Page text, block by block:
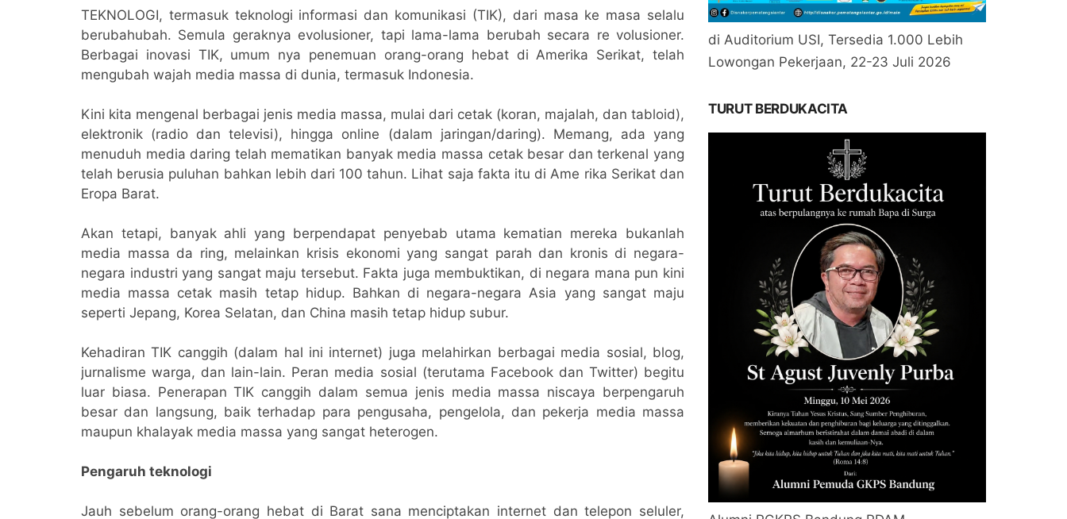
TEKNOLOGI, termasuk teknologi informasi dan komunikasi (TIK), dari masa ke masa selalu
berubahubah. Semula geraknya evolusioner, tapi lama-lama berubah secara re volusioner.
Berbagai inovasi TIK, umum nya penemuan orang-orang hebat di Amerika Serikat, telah
mengubah wajah media massa di dunia, termasuk Indonesia.
Kini kita mengenal berbagai jenis media massa, mulai dari cetak (koran, majalah, dan tabloid),
elektronik (radio dan televisi), hingga online (dalam jaringan/daring). Memang, ada yang
menuduh media daring telah mematikan banyak media massa cetak besar dan terkenal yang
telah berusia puluhan bahkan lebih dari 100 tahun. Lihat saja fakta itu di Ame rika Serikat dan
Eropa Barat.
Akan tetapi, banyak ahli yang berpendapat penyebab utama kematian mereka bukanlah
media massa da ring, melainkan krisis ekonomi yang sangat parah dan kronis di negara-
negara industri yang sangat maju tersebut. Fakta juga membuktikan, di negara mana pun kini
media massa cetak masih tetap hidup. Bahkan di negara-negara Asia yang sangat maju
seperti Jepang, Korea Selatan, dan China masih tetap hidup subur.
Kehadiran TIK canggih (dalam hal ini internet) juga melahirkan berbagai media sosial, blog,
jurnalisme warga, dan lain-lain. Peran media sosial (terutama Facebook dan Twitter) begitu
luar biasa. Penerapan TIK canggih dalam semua jenis media massa niscaya berpengaruh
besar dan langsung, baik terhadap para pengusaha, pengelola, dan pekerja media massa
maupun khalayak media massa yang sangat heterogen.
Pengaruh teknologi
Jauh sebelum orang-orang hebat di Barat sana menciptakan internet dan telepon seluler,
di Auditorium USI, Tersedia 1.000 Lebih
Lowongan Pekerjaan, 22-23 Juli 2026
TURUT BERDUKACITA